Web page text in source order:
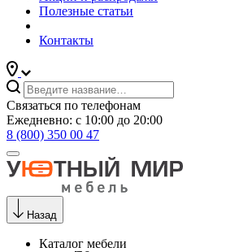
Полезные статьи
Контакты
Связаться по телефонам
Ежедневно: с 10:00 до 20:00
8 (800) 350 00 47
Назад
Каталог мебели